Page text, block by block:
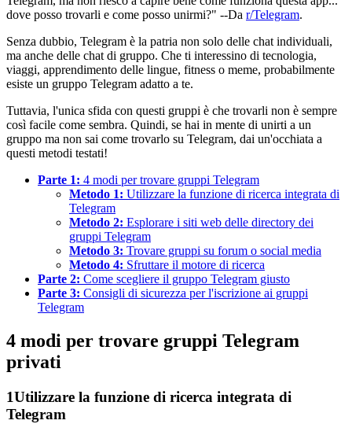
dove posso trovarli e come posso unirmi?" --Da r/Telegram.
Senza dubbio, Telegram è la patria non solo delle chat individuali,
ma anche delle chat di gruppo. Che ti interessino di tecnologia,
viaggi, apprendimento delle lingue, fitness o meme, probabilmente
esiste un gruppo Telegram adatto a te.
Tuttavia, l'unica sfida con questi gruppi è che trovarli non è sempre
così facile come sembra. Quindi, se hai in mente di unirti a un
gruppo ma non sai come trovarlo su Telegram, dai un'occhiata a
questi metodi testati!
Parte 1: 4 modi per trovare gruppi Telegram
Metodo 1: Utilizzare la funzione di ricerca integrata di
Telegram
Metodo 2: Esplorare i siti web delle directory dei
gruppi Telegram
Metodo 3: Trovare gruppi su forum o social media
Metodo 4: Sfruttare il motore di ricerca
Parte 2: Come scegliere il gruppo Telegram giusto
Parte 3: Consigli di sicurezza per l'iscrizione ai gruppi
Telegram
4 modi per trovare gruppi Telegram
privati
1Utilizzare la funzione di ricerca integrata di
Telegram